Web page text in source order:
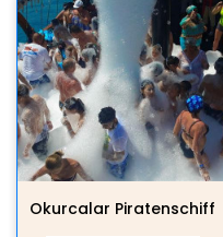
Okurcalar Piratenschiff